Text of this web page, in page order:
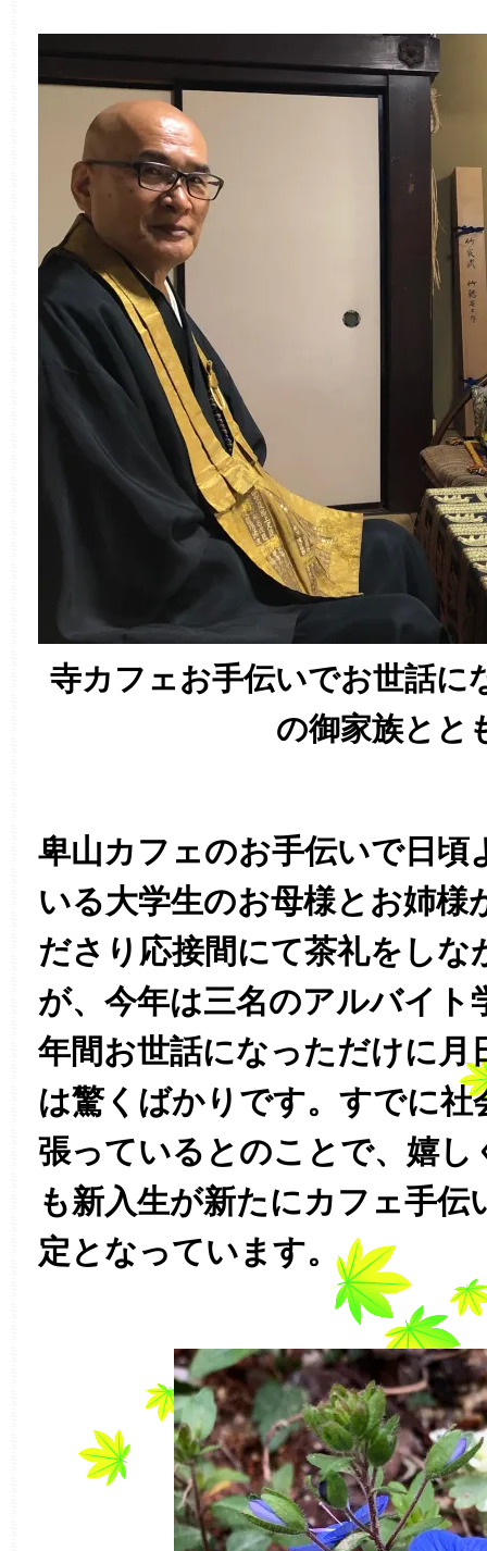
寺カフェお手伝いでお世話
の御家族とと
卑山カフェのお手伝いで日頃
いる大学生のお母様とお姉様
ださり応接間にて茶礼をしな
が、今年は三名のアルバイト
年間お世話になっただけに月
は驚くばかりです。すでに社
張っているとのことで、嬉し
も新入生が新たにカフェ手伝
定となっています。